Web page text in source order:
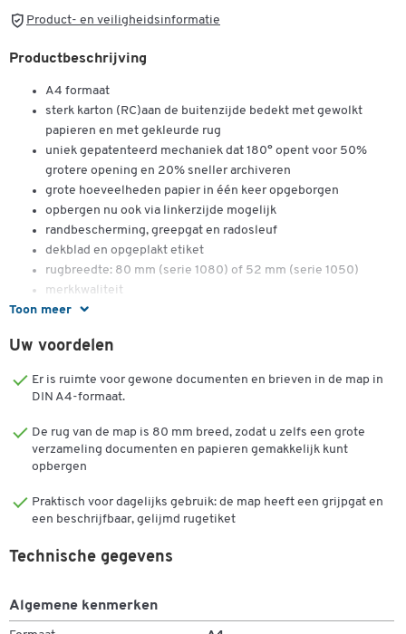
Product- en veiligheidsinformatie
Toon meer
Productbeschrijving
A4 formaat
sterk karton (RC)aan de buitenzijde bedekt met gewolkt
papieren en met gekleurde rug
uniek gepatenteerd mechaniek dat 180° opent voor 50%
grotere opening en 20% sneller archiveren
grote hoeveelheden papier in één keer opgeborgen
opbergen nu ook via linkerzijde mogelijk
randbescherming, greepgat en radosleuf
dekblad en opgeplakt etiket
rugbreedte: 80 mm (serie 1080) of 52 mm (serie 1050)
merkkwaliteit
5 jaar garantie op het mechaniek
Blue Angel & FSC gecertificeerd
Uw voordelen
Er is ruimte voor gewone documenten en brieven in de map in
DIN A4-formaat.
De rug van de map is 80 mm breed, zodat u zelfs een grote
verzameling documenten en papieren gemakkelijk kunt
opbergen
Praktisch voor dagelijks gebruik: de map heeft een grijpgat en
een beschrijfbaar, gelijmd rugetiket
Technische gegevens
Algemene kenmerken